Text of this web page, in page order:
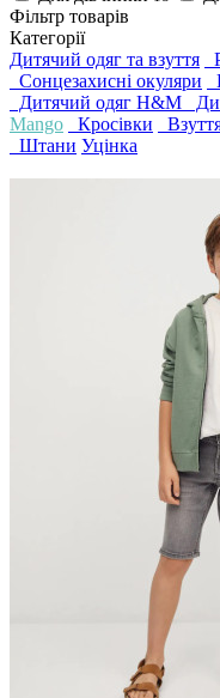
Фільтр товарів
Категорії
Дитячий одяг та взуття
Сонцезахисні окуляри
Дитячий одяг H&M
Mango
Кросівки
Штани Уцінка